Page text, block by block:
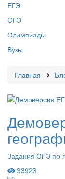
ЕГЭ
ОГЭ
Олимпиады
Вузы
Главная
Задания ОГЭ по
33923